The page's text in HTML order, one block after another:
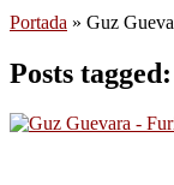
Portada » Guz
Posts